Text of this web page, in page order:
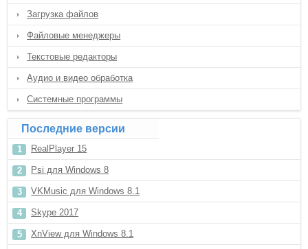
Загрузка файлов
Файловые менеджеры
Текстовые редакторы
Аудио и видео обработка
Системные программы
Последние версии
RealPlayer 15
Psi для Windows 8
VKMusic для Windows 8.1
Skype 2017
XnView для Windows 8.1